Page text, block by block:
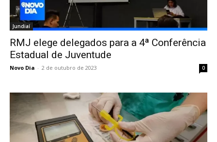
Jundiaí
RMJ elege delegados para a 4ª Conferência
Estadual de Juventude
Novo Dia - 2 de outubro de 2023 0